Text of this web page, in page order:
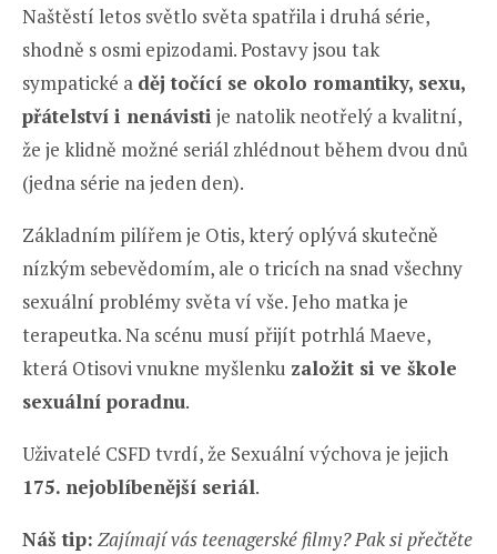
Naštěstí letos světlo světa spatřila i druhá série,
shodně s osmi epizodami. Postavy jsou tak
sympatické a děj točící se okolo romantiky, sexu,
přátelství i nenávisti je natolik neotřelý a kvalitní,
že je klidně možné seriál zhlédnout během dvou dnů
(jedna série na jeden den).
Základním pilířem je Otis, který oplývá skutečně
nízkým sebevědomím, ale o tricích na snad všechny
sexuální problémy světa ví vše. Jeho matka je
terapeutka. Na scénu musí přijít potrhlá Maeve,
která Otisovi vnukne myšlenku založit si ve škole
sexuální poradnu.
Uživatelé CSFD tvrdí, že Sexuální výchova je jejich
175. nejoblíbenější seriál.
Náš tip: Zajímají vás teenagerské filmy? Pak si přečtěte